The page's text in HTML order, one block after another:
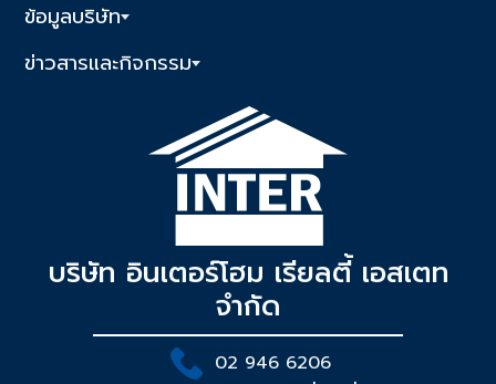
ข้อมูลบริษัท
ข่าวสารและกิจกรรม
บริษัท อินเตอร์โฮม เรียลตี้ เอสเตท
จำกัด
02 946 6206